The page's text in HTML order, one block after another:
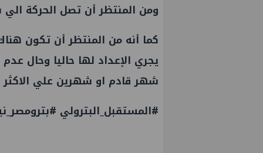
ومن المنتظر أن تصل الحركة الي
كما أنه من المنتظر أن تكون
يجري الإعداد لها حاليا وحال
شهر قادم او شهرين علي
#المستقبل_البترولي